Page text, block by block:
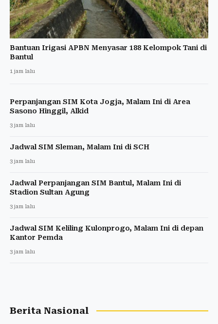
Bantuan Irigasi APBN Menyasar 188 Kelompok Tani di
Bantul
1 jam lalu
Perpanjangan SIM Kota Jogja, Malam Ini di Area
Sasono Hinggil, Alkid
3 jam lalu
Jadwal SIM Sleman, Malam Ini di SCH
3 jam lalu
Jadwal Perpanjangan SIM Bantul, Malam Ini di
Stadion Sultan Agung
3 jam lalu
Jadwal SIM Keliling Kulonprogo, Malam Ini di depan
Kantor Pemda
3 jam lalu
Berita Nasional